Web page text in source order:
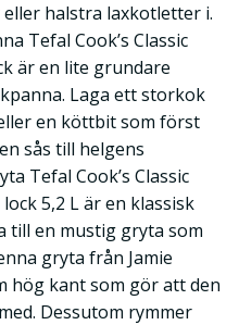
halstra laxkotletter i.
Tefal Cook’s Classic
är en lite grundare
Laga ett storkok
en köttbit som först
sås till helgens
Tefal Cook’s Classic
5,2 L är en klassisk
till en mustig gryta som
gryta från Jamie
hög kant som gör att den
Dessutom rymmer